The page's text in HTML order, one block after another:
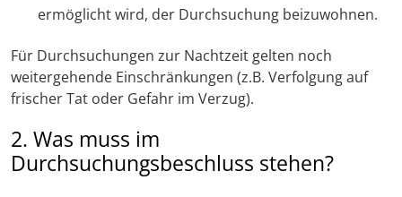
ermöglicht wird, der Durchsuchung beizuwohnen.
Für Durchsuchungen zur Nachtzeit gelten noch
weitergehende Einschränkungen (z.B. Verfolgung auf
frischer Tat oder Gefahr im Verzug).
2. Was muss im
Durchsuchungsbeschluss stehen?